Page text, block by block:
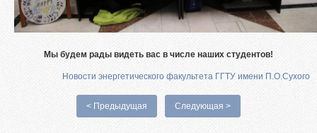
Мы будем рады видеть вас в числе наших студентов!
Новости энергетического факультета ГГТУ имени П.О.Сухого
< Предыдущая Следующая >